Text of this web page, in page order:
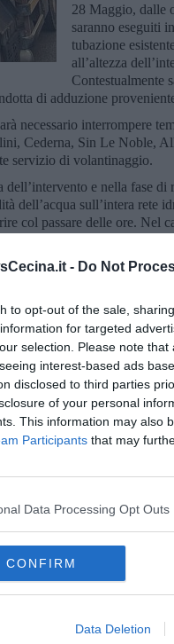
- Do Not
to opt-out of the sale,
for targeted
selection. Please note
interest-based ads
disclosed to third parties
of your personal
This information may also
Participants that may
Data Processing Opt Outs
CONFIRM
Data Deletion
28 Maggio, dalle
saranno eseguiti
tubazione
all’altezza
Contestualmente
di adduzione
necessario interrompere
Cederna, Sin Le Noble,
servizio di volantinaggio.
dell’intervento e nella fase
dell’acqua sull’intera rete
col passare delle ore. Nel
non consentissero
Toscana iscriviti alla
nella tua casella di
rete idrica